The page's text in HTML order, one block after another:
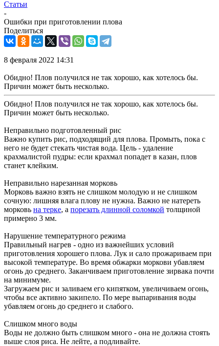
Статьи
-
Ошибки при приготовлении плова
Поделиться
8 февраля 2022 14:31
Обидно! Плов получился не так хорошо, как хотелось бы.
Причин может быть несколько.
Обидно! Плов получился не так хорошо, как хотелось бы.
Причин может быть несколько.
Неправильно подготовленный рис
Важно купить рис, подходящий для плова. Промыть, пока с
него не будет стекать чистая вода. Цель - удаление
крахмалистой пудры: если крахмал попадет в казан, плов
станет клейким.
Неправильно нарезанная морковь
Морковь важно взять не слишком молодую и не слишком
сочную: лишняя влага плову не нужна. Важно не натереть
морковь на терке, а порезать длинной соломкой толщиной
примерно 3 мм.
Нарушение температурного режима
Правильный нагрев - одно из важнейших условий
приготовления хорошего плова. Лук и сало прожариваем при
высокой температуре. Во время обжарки моркови убавляем
огонь до среднего. Заканчиваем приготовление зирвака почти
на минимуме.
Загружаем рис и заливаем его кипятком, увеличиваем огонь,
чтобы все активно закипело. По мере выпаривания воды
убавляем огонь до среднего и слабого.
Слишком много воды
Воды не должно быть слишком много - она не должна стоять
выше слоя риса. Не лейте, а подливайте.